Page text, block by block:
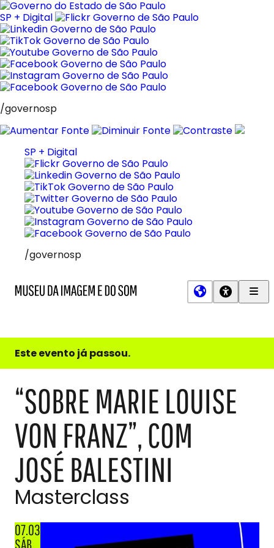
Pular
para
o
conteúdo
SP + Digital
/governosp
SP + Digital
/governosp
e
do
Este evento já passou.
“SOBRE MARIE LOUISE
VON FRANZ”, COM
JOSÉ BALESTINI
Masterclass
07.03
SÁB